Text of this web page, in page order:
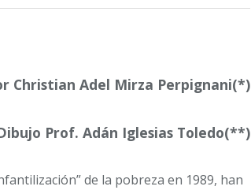
Christian Adel Mirza Perpignani(*)
Prof. Adán Iglesias Toledo(**)
de la pobreza en 1989, han